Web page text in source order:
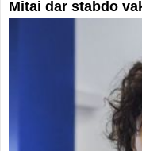
Mitai dar stabdo